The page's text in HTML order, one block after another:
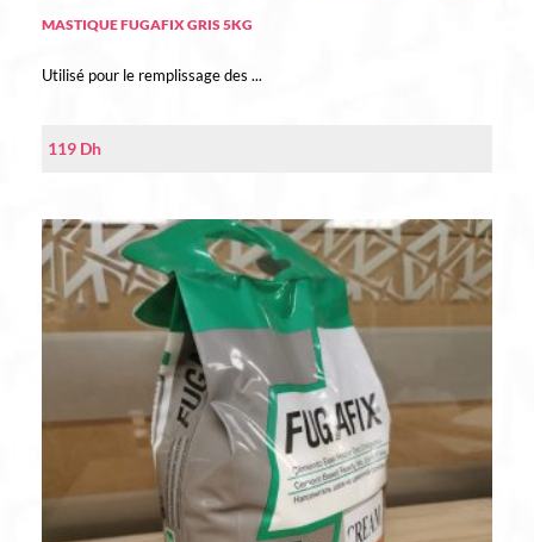
MASTIQUE FUGAFIX GRIS 5KG
Utilisé pour le remplissage des ...
119 Dh